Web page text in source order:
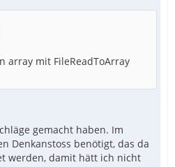
array mit FileReadToArray
gemacht haben. Im
Denkanstoss benötigt, das da
werden, damit hätt ich nicht